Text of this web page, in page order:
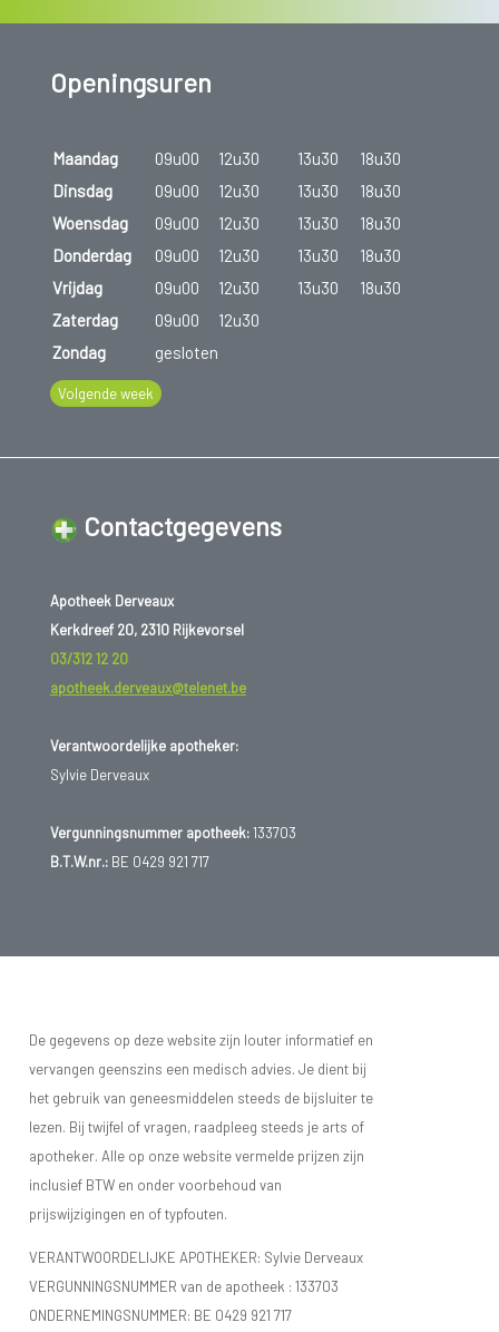
Openingsuren
Maandag 09u00 12u30 13u30
18u30
Dinsdag
09u00 12u30 13u30
18u30
Woensdag
09u00 12u30 13u30
18u30
Donderdag
09u00 12u30 13u30
18u30
Vrijdag
09u00 12u30 13u30
18u30
Zaterdag
09u00
12u30
Zondag
gesloten
Volgende week
Contactgegevens
Apotheek Derveaux
Kerkdreef 20, 2310 Rijkevorsel
03/312 12 20
apotheek.derveaux@telenet.be
Verantwoordelijke apotheker:
Sylvie Derveaux
Vergunningsnummer apotheek:133703
B.T.W.nr.:BE 0429 921 717
De gegevens op deze website zijn louter informatief en
vervangen geenszins een medisch advies. Je dient bij
het gebruik van geneesmiddelen steeds de bijsluiter te
lezen. Bij twijfel of vragen, raadpleeg steeds je arts of
apotheker. Alle op onze website vermelde prijzen zijn
inclusief BTW en onder voorbehoud van
prijswijzigingen en of typfouten.
VERANTWOORDELIJKE APOTHEKER: Sylvie Derveaux
VERGUNNINGSNUMMER van de apotheek : 133703
ONDERNEMINGSNUMMER: BE 0429 921 717